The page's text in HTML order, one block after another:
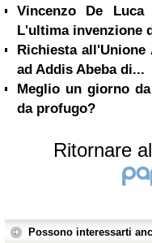
Vincenzo De
L'ultima invenzione
Richiesta
ad Addis Abeba di...
Meglio un giorno
da profugo?
Ritornare
Possono interessarti